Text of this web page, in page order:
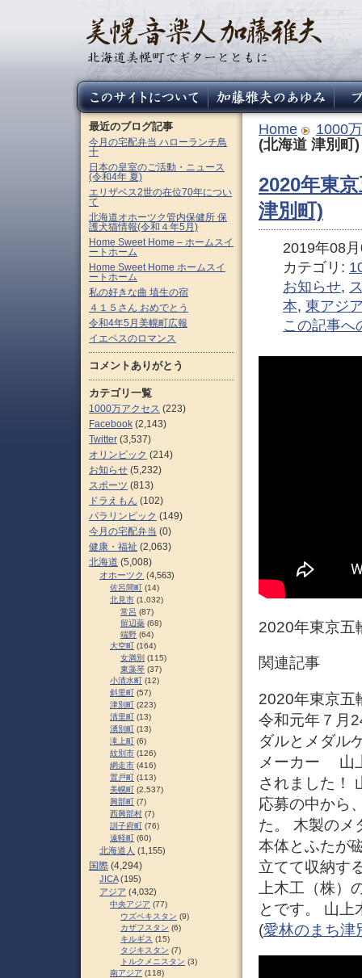
Home
1000
(北海道 津別町)
2020年東
津別町)
2019年08
カテゴリ:
お知らせ,
本, 東アジ
この記事へ
2020年東京五
関連記事
2020年東京五
令和元年７月
ダルとメダル
メーカー 山
されました！
応募の中から
た。 木製のメ
本体とふたが
立てて収納す
上木工（株）
とです。 山上
(愛林のまち津
最近のブログ記事
今月の宅配弁当 ハローランチ鳥
十
日本の皇室のご活動・ニュース
(令和4年 夏)
エリザベス2世の在位70年につい
て
北海道オホーツク管内保健所 保
護犬猫情報(令和４年5月)
Home Sweet Home – ホームスイ
ートホーム
Home Sweet Home ホームスイ
ートホーム
私の好きな曲 埴生の宿
４１５さん おめでとう
令和4年5月美幌町広報
イエペスのロマンス
コメントありがとう
カテゴリ一覧
1000万アクセス (223)
Facebook (2,143)
Twitter (3,537)
オリンピック (214)
お知らせ (5,232)
スポーツ (813)
ドラえもん (102)
パラリンピック (149)
今月の宅配弁当 (0)
健康・福祉 (2,063)
北海道 (5,008)
オホーツク (4,563)
佐呂間町 (14)
北見市 (1,032)
常呂 (87)
留辺蘂 (68)
端野 (64)
大空町 (164)
女満別 (115)
東藻琴 (37)
小清水町 (12)
斜里町 (57)
津別町 (223)
清里町 (13)
湧別町 (13)
滝上町 (6)
紋別市 (126)
網走市 (416)
置戸町 (113)
美幌町 (2,537)
興部町 (7)
西興部村 (7)
訓子府町 (76)
遠軽町 (60)
北海道人 (1,155)
国際 (4,294)
JICA(195)
アジア (4,032)
中央アジア (77)
ウズベキスタン (9)
カザフスタン (6)
キルギス (15)
タジキスタン (7)
トルクメニスタン (3)
南アジア (118)